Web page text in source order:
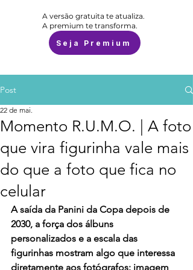
A versão gratuita te atualiza.
A premium te transforma.
Seja Premium
Post
Momento R.U.M.O. | A foto
que vira figurinha vale mais
do que a foto que fica no
celular
22 de mai.
A saída da Panini da Copa depois de
2030, a força dos álbuns
personalizados e a escala das
figurinhas mostram algo que interessa
diretamente aos fotógrafos: imagem